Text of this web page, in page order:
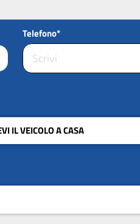
Telefono*
IL VEICOLO A CASA